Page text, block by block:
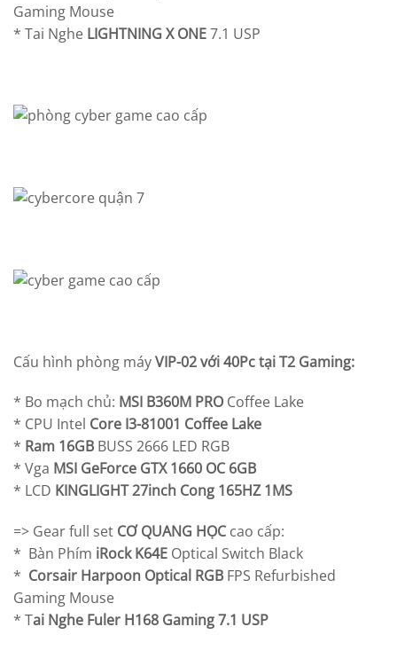
Gaming Mouse
* Tai Nghe LIGHTNING X ONE7.1 USP
Cấu hình phòng máyVIP-02 với 40Pc tại T2 Gaming:
* Bo mạch chủ: MSI B360M PRO Coffee Lake
* CPU Intel Core I3-81001 Coffee Lake
* Ram 16GB BUSS 2666 LED RGB
* Vga MSI GeForce GTX 1660 OC 6GB
* LCD KINGLIGHT 27inch Cong 165HZ 1MS
=> Gear full set CƠ QUANG HỌCcao cấp:
* Bàn Phím iRock K64E Optical Switch Black
* Corsair Harpoon Optical RGB FPS Refurbished
Gaming Mouse
* Tai Nghe Fuler H168 Gaming 7.1 USP